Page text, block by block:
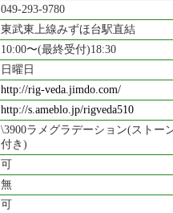
049-293-9780
東武東上線みずほ台駅直結
10:00〜(最終受付)18:30
日曜日
http://rig-veda.jimdo.com/
http://s.ameblo.jp/rigveda510
\3900ラメグラデーション(ストー
付き)
可
無
可